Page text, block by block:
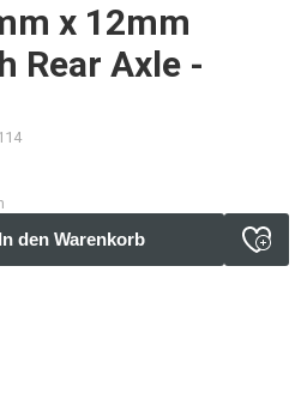
x 12mm
Rear Axle -
In den Warenkorb